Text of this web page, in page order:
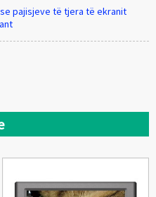
pajisjeve të tjera të ekranit